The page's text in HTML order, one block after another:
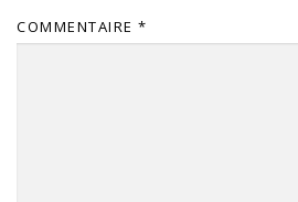
COMMENTAIRE *